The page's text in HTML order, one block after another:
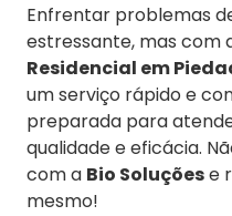
Enfrentar problemas
estressante, mas com
Residencial em
um serviço rápido e
preparada para
qualidade e eficácia.
com a Bio Soluçõese
mesmo!